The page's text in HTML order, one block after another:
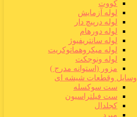
کووت
لوله آزمایش
لوله درپیچ دار
لوله دورهام
لوله سانتریفیوژ
لوله میکروهماتوکریت
لوله ونوجکت
مزور (استوانه مدرج )
وسایل وقطعات شیشه ای
ست سوکسله
ست فیلتراسیون
کجلدال
مبرد